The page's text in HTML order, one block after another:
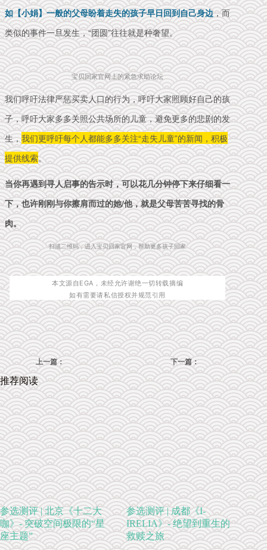
如【小娟】一般的父母盼着走失的孩子早日回到自己身边，而
类似的事件一旦发生，“团圆”往往就是种奢望。
宝贝回家官网上的紧急求助论坛
我们呼吁法律严惩买卖人口的行为，呼吁大家照顾好自己的孩
子，呼吁大家多多关照公共场所的儿童，避免更多的悲剧的发
生，我们更呼吁每个人都能多多关注“走失儿童”的新闻，积极
提供线索。
当你再遇到寻人启事的告示时，可以花几分钟停下来仔细看一
下，也许刚刚与你擦肩而过的她/他，就是父母苦苦寻找的骨
肉。
扫描二维码，进入宝贝回家官网，帮助更多孩子回家
本文源自EGA，未经允许谢绝一切转载摘编
如有需要请私信授权并规范引用
上一篇： 下一篇：
推荐阅读
参选测评 | 北京《十二大
咖》- 突破空间极限的“星
座主题”
参选测评 | 成都《I-
IRELIA》- 绝望到重生的
救赎之旅